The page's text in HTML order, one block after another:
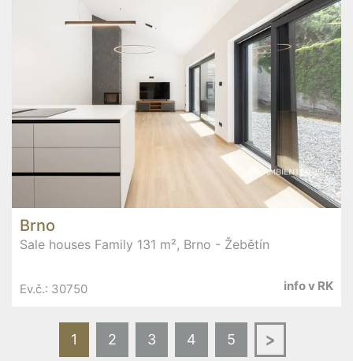
Brno
Sale houses Family 131 m², Brno - Žebětín
Ev.č.: 30750 info v RK
1 2 3 4 5 Další